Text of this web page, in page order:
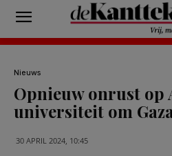
Nieuws
Opnieuw onrust op
universiteit om Gaza
30 APRIL 2024, 10:45